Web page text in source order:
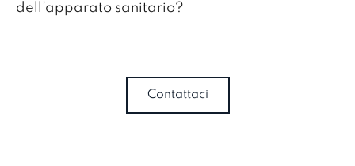
dell’apparato sanitario?
Contattaci